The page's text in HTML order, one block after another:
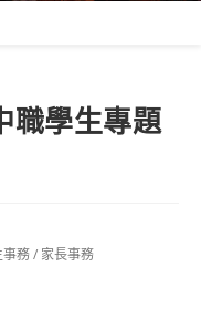
職學生專題
事務/ 家長事務